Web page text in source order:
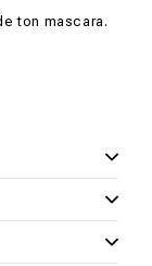
ton mascara.